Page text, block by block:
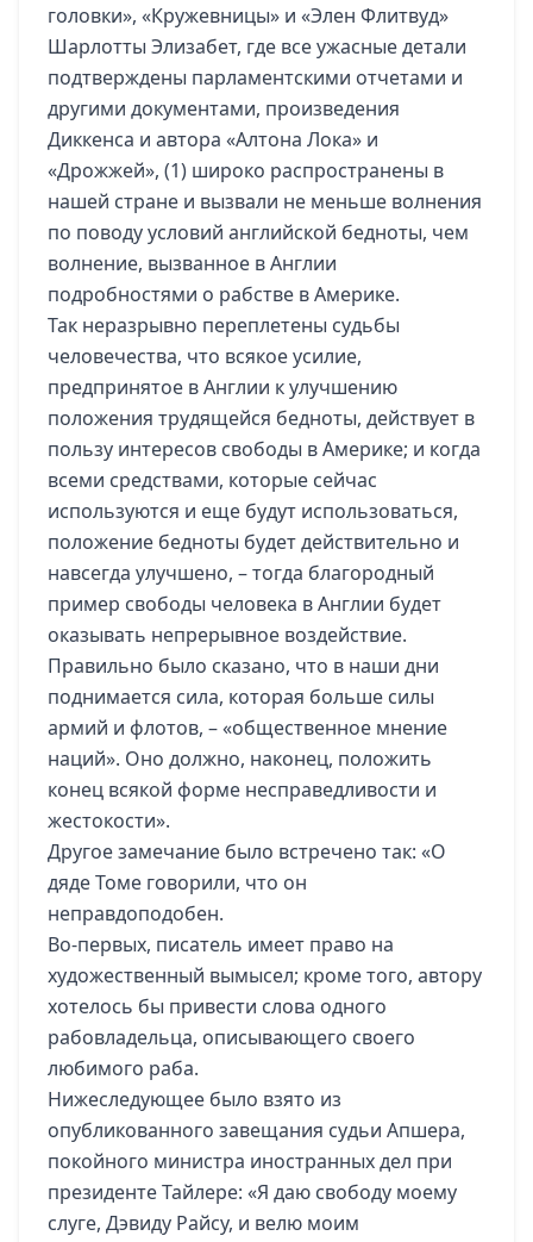
головки», «Кружевницы» и «Элен Флитвуд»
Шарлотты Элизабет, где все ужасные детали
подтверждены парламентскими отчетами и
другими документами, произведения
Диккенса и автора «Алтона Лока» и
«Дрожжей», (1) широко распространены в
нашей стране и вызвали не меньше волнения
по поводу условий английской бедноты, чем
волнение, вызванное в Англии
подробностями о рабстве в Америке.
Так неразрывно переплетены судьбы
человечества, что всякое усилие,
предпринятое в Англии к улучшению
положения трудящейся бедноты, действует в
пользу интересов свободы в Америке; и когда
всеми средствами, которые сейчас
используются и еще будут использоваться,
положение бедноты будет действительно и
навсегда улучшено, – тогда благородный
пример свободы человека в Англии будет
оказывать непрерывное воздействие.
Правильно было сказано, что в наши дни
поднимается сила, которая больше силы
армий и флотов, – «общественное мнение
наций». Оно должно, наконец, положить
конец всякой форме несправедливости и
жестокости».
Другое замечание было встречено так: «О
дяде Томе говорили, что он
неправдоподобен.
Во-первых, писатель имеет право на
художественный вымысел; кроме того, автору
хотелось бы привести слова одного
рабовладельца, описывающего своего
любимого раба.
Нижеследующее было взято из
опубликованного завещания судьи Апшера,
покойного министра иностранных дел при
президенте Тайлере: «Я даю свободу моему
слуге, Дэвиду Райсу, и велю моим